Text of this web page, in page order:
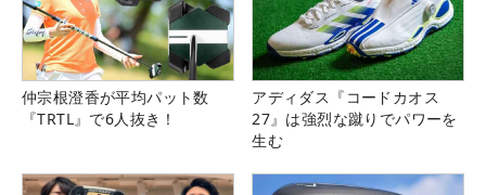
仲宗根澄香が平均パット数
『TRTL』で6人抜き！
アディダス『コードカオス
27』は強烈な蹴りでパワーを
生む